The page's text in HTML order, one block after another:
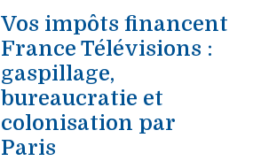
Vos impôts financent
France Télévisions :
gaspillage,
bureaucratie et
colonisation par
Paris